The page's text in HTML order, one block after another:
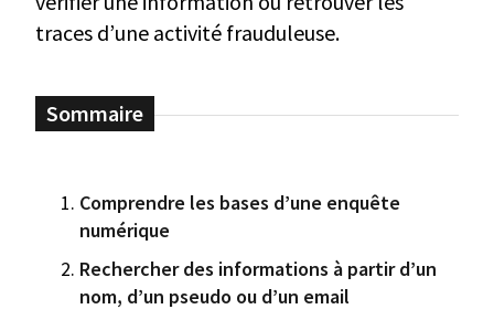
traces d’une activité frauduleuse.
Comprendre les bases d’une enquête
numérique
Rechercher des informations à partir d’un
nom, d’un pseudo ou d’un email